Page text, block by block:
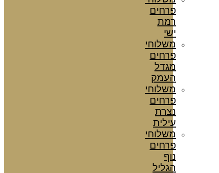
פרחים
רמת
ישי
משלוחי
פרחים
מגדל
העמק
משלוחי
פרחים
נצרת
עילית
משלוחי
פרחים
נוף
הגליל